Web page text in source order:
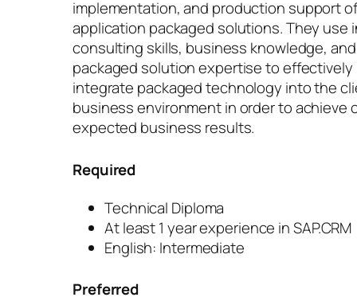
implementation, and production support of
application packaged solutions. They use
consulting skills, business knowledge, and
packaged solution expertise to effectively
integrate packaged technology into the
business environment in order to achieve
expected business results.
Required
Technical Diploma
At least 1 year experience in SAP.CRM
English: Intermediate
Preferred